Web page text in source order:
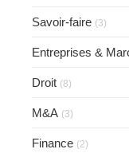
Savoir-faire (3)
Entreprises &
Droit (8)
M&A (3)
Finance (2)